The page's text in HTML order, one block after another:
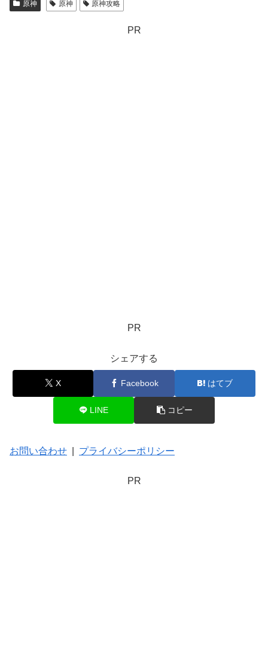
原神 原神 原神攻略
PR
PR
シェアする
X Facebook はてブ
LINE コピー
お問い合わせ プライバシーポリシー
PR